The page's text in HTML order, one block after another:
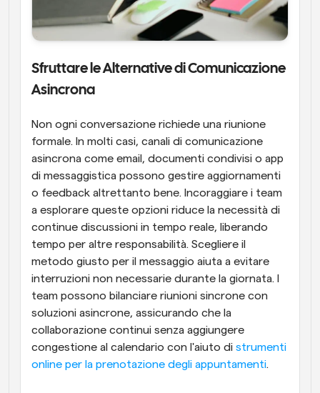
Sfruttare le Alternative di Comunicazione
Asincrona
Non ogni conversazione richiede una riunione
formale. In molti casi, canali di comunicazione
asincrona come email, documenti condivisi o app
di messaggistica possono gestire aggiornamenti
o feedback altrettanto bene. Incoraggiare i team
a esplorare queste opzioni riduce la necessità di
continue discussioni in tempo reale, liberando
tempo per altre responsabilità. Scegliere il
metodo giusto per il messaggio aiuta a evitare
interruzioni non necessarie durante la giornata. I
team possono bilanciare riunioni sincrone con
soluzioni asincrone, assicurando che la
collaborazione continui senza aggiungere
congestione al calendario con l'aiuto di strumenti
online per la prenotazione degli appuntamenti.